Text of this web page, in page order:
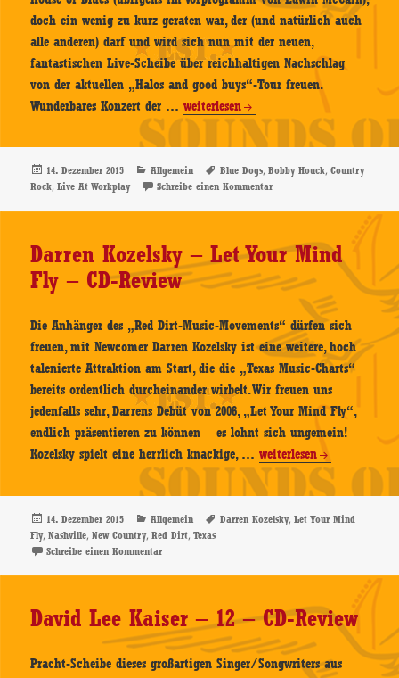
doch ein wenig zu kurz geraten war, der (und natürlich auch
alle anderen) darf und wird sich nun mit der neuen,
fantastischen Live-Scheibe über reichhaltigen Nachschlag
von der aktuellen „Halos and good buys“-Tour freuen.
Wunderbares Konzert der …Blue
Dogs
–
Live
At
Workplay
CD-
Review
weiterlesen
Veröffentlicht
am
14. Dezember 2015 Kategorien
Allgemein Schlagwörter
Blue Dogs,Bobby Houck,Country
Rock,Live At Workplay Schreibe einen Kommentarzu Blue Dogs – Live At
Darren Kozelsky – Let Your Mind
Fly – CD-Review
Die Anhänger des „Red Dirt-Music-Movements“ dürfen sich
freuen, mit Newcomer Darren Kozelsky ist eine weitere, hoch
talenierte Attraktion am Start, die die „Texas Music-Charts“
bereits ordentlich durcheinander wirbelt. Wir freuen uns
jedenfalls sehr, Darrens Debüt von 2006, „Let Your Mind Fly“,
endlich präsentieren zu können – es lohnt sich ungemein!
Kozelsky spielt eine herrlich knackige, …Darren
Kozelsky
–
Let
CD-
Review
weiterlesen
Veröffentlicht
am
14. Dezember 2015 Kategorien
Allgemein Schlagwörter
Darren Kozelsky,Let Your Mind
Fly,Nashville,New Country,Red Dirt,Texas
Schreibe einen Kommentarzu Darren Kozelsky – Let Your Mind Fly – CD-Review
David Lee Kaiser – 12 – CD-Review
Pracht-Scheibe dieses großartigen Singer/Songwriters aus